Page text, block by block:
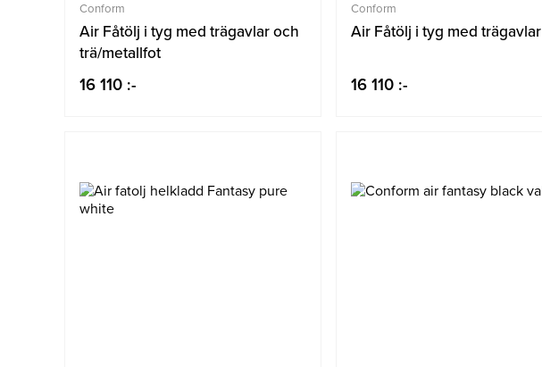
Conform
Air Fåtölj i tyg med trägavlar och
trä/metallfot
16 110 :-
Conform
Air Fåtölj i tyg med trägavlar
16 110 :-